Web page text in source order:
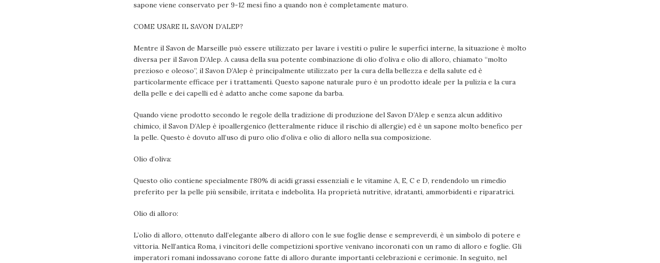
sapone viene conservato per 9-12 mesi fino a quando non è completamente maturo.
COME USARE IL SAVON D’ALEP?
Mentre il Savon de Marseille può essere utilizzato per lavare i vestiti o pulire le superfici interne, la situazione è molto
diversa per il Savon D’Alep. A causa della sua potente combinazione di olio d’oliva e olio di alloro, chiamato “molto
prezioso e oleoso”, il Savon D’Alep è principalmente utilizzato per la cura della bellezza e della salute ed è
particolarmente efficace per i trattamenti. Questo sapone naturale puro è un prodotto ideale per la pulizia e la cura
della pelle e dei capelli ed è adatto anche come sapone da barba.
Quando viene prodotto secondo le regole della tradizione di produzione del Savon D’Alep e senza alcun additivo
chimico, il Savon D’Alep è ipoallergenico (letteralmente riduce il rischio di allergie) ed è un sapone molto benefico per
la pelle. Questo è dovuto all’uso di puro olio d’oliva e olio di alloro nella sua composizione.
Olio d’oliva:
Questo olio contiene specialmente l’80% di acidi grassi essenziali e le vitamine A, E, C e D, rendendolo un rimedio
preferito per la pelle più sensibile, irritata e indebolita. Ha proprietà nutritive, idratanti, ammorbidenti e riparatrici.
Olio di alloro:
L’olio di alloro, ottenuto dall’elegante albero di alloro con le sue foglie dense e sempreverdi, è un simbolo di potere e
vittoria. Nell’antica Roma, i vincitori delle competizioni sportive venivano incoronati con un ramo di alloro e foglie. Gli
imperatori romani indossavano corone fatte di alloro durante importanti celebrazioni e cerimonie. In seguito, nel